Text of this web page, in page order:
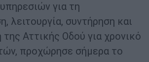
για τη
λειτουργία, συντήρηση και
Αττικής Οδού για χρονικό
προχώρησε σήμερα το